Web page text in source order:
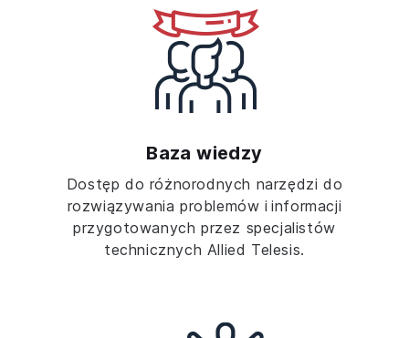
Baza wiedzy
Dostęp do różnorodnych narzędzi do
rozwiązywania problemów i informacji
przygotowanych przez specjalistów
technicznych Allied Telesis.